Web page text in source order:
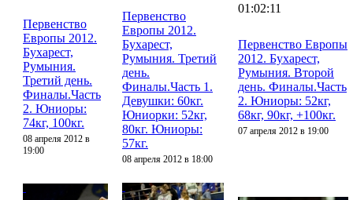
Первенство
Европы 2012.
Бухарест,
Румыния.
Третий день.
Финалы.Часть
2. Юниоры:
74кг, 100кг.
08 апреля 2012 в
19:00
Первенство
Европы 2012.
Бухарест,
Румыния. Третий
день.
Финалы.Часть 1.
Девушки: 60кг.
Юниорки: 52кг,
80кг. Юниоры:
57кг.
08 апреля 2012 в 18:00
01:02:11
Первенство Европы
2012. Бухарест,
Румыния. Второй
день. Финалы.Часть
2. Юниоры: 52кг,
68кг, 90кг, +100кг.
07 апреля 2012 в 19:00